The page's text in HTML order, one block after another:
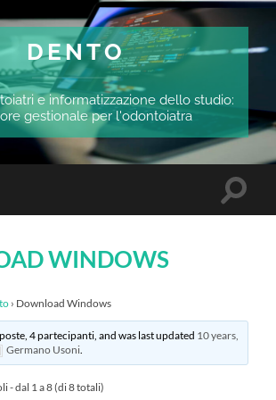
DENTO
e informatizzazione dello studio:
gestionale per l'odontoiatra
WINDOWS
› Download Windows
4 partecipanti, and was last updated 10 years,
Germano Usoni.
- dal 1 a 8 (di 8 totali)